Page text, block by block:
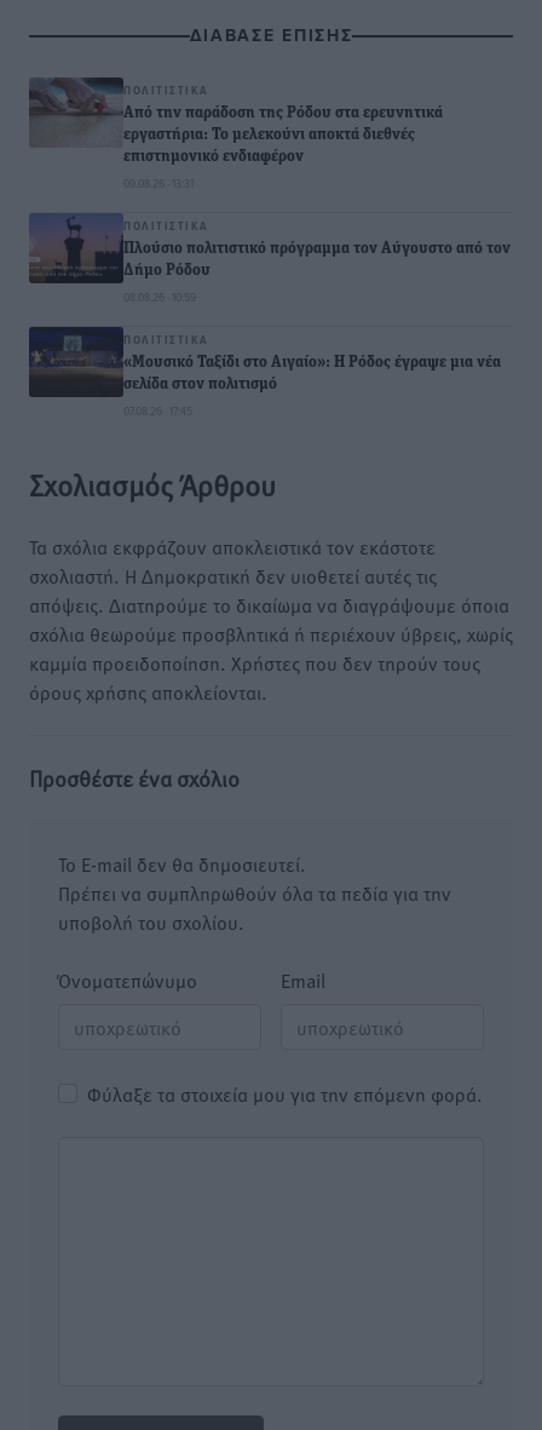
ΔΙΑΒΑΣΕ ΕΠΙΣΗΣ
ΠΟΛΙΤΙΣΤΙΚΆ
Από την παράδοση της Ρόδου στα ερευνητικά
εργαστήρια: Το μελεκούνι αποκτά διεθνές
επιστημονικό ενδιαφέρον
09.08.26 · 13:31
ΠΟΛΙΤΙΣΤΙΚΆ
Πλούσιο πολιτιστικό πρόγραμμα τον Αύγουστο από τον
Δήμο Ρόδου
08.08.26 · 10:59
ΠΟΛΙΤΙΣΤΙΚΆ
«Μουσικό Ταξίδι στο Αιγαίο»: Η Ρόδος έγραψε μια νέα
σελίδα στον πολιτισμό
07.08.26 · 17:45
Σχολιασμός Άρθρου
Τα σχόλια εκφράζουν αποκλειστικά τον εκάστοτε
σχολιαστή. Η Δημοκρατική δεν υιοθετεί αυτές τις
απόψεις. Διατηρούμε το δικαίωμα να διαγράψουμε όποια
σχόλια θεωρούμε προσβλητικά ή περιέχουν ύβρεις, χωρίς
καμμία προειδοποίηση. Χρήστες που δεν τηρούν τους
όρους χρήσης αποκλείονται.
Προσθέστε ένα σχόλιο
Το E-mail δεν θα δημοσιευτεί.
Πρέπει να συμπληρωθούν όλα τα πεδία για την
υποβολή του σχολίου.
Όνοματεπώνυμο Email
Φύλαξε τα στοιχεία μου για την επόμενη φορά.